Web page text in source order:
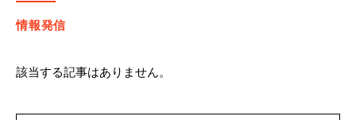
情報発信
該当する記事はありません。